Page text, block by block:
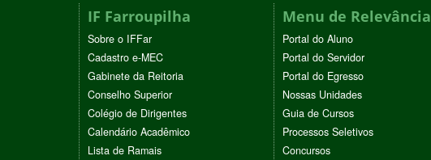
IF Farroupilha
Sobre o IFFar
Cadastro e-MEC
Gabinete da Reitoria
Conselho Superior
Colégio de Dirigentes
Calendário Acadêmico
Lista de Ramais
Menu de Relevância
Portal do Aluno
Portal do Servidor
Portal do Egresso
Nossas Unidades
Guia de Cursos
Processos Seletivos
Concursos